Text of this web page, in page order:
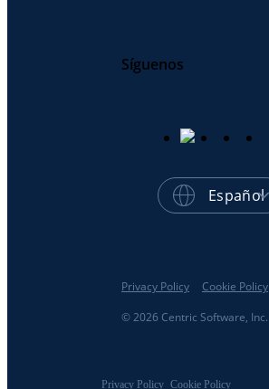
Síguenos
Español
© 2026 Centric Software, Inc.
Privacy Policy Cookie Policy
Privacy Policy Cookie Policy